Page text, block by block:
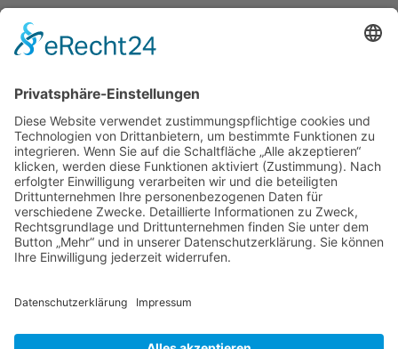
Verband Deutscher Tierheilpraktiker e.V.
Verbandsverwaltung
Am Rosenbraken 12
E-Mail
Diese E-Mail-Adresse ist vor Spambots geschützt! Zur Anzeige
muss JavaScript eingeschaltet sein!
Diese E-Mail-Adresse ist vor Spambots geschützt! Zur Anzeige
muss JavaScript eingeschaltet sein!
Telefon Service-Team
Tel: 0261-1349 5200
Tel: 0172-546 19 20